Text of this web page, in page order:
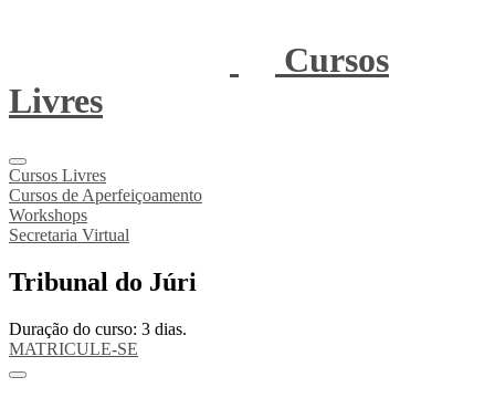
Cursos
Livres
Cursos Livres
Cursos de Aperfeiçoamento
Workshops
Secretaria Virtual
Tribunal do Júri
Duração do curso: 3 dias.
MATRICULE-SE